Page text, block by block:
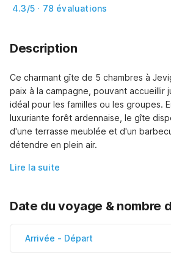
4.3/5 · 78 évaluations
Description
Ce charmant gîte de 5 chambres à
paix à la campagne, pouvant accueillir
idéal pour les familles ou les groupes.
luxuriante forêt ardennaise, le gîte
d'une terrasse meublée et d'un
détendre en plein air.
Lire la suite
Date du voyage & nombre
Arrivée - Départ